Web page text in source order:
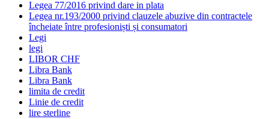
Legea 77/2016 privind dare in plata
Legea nr.193/2000 privind clauzele abuzive din contractele
încheiate între profesioniști și consumatori
Legi
legi
LIBOR CHF
Libra Bank
Libra Bank
limita de credit
Linie de credit
lire sterline